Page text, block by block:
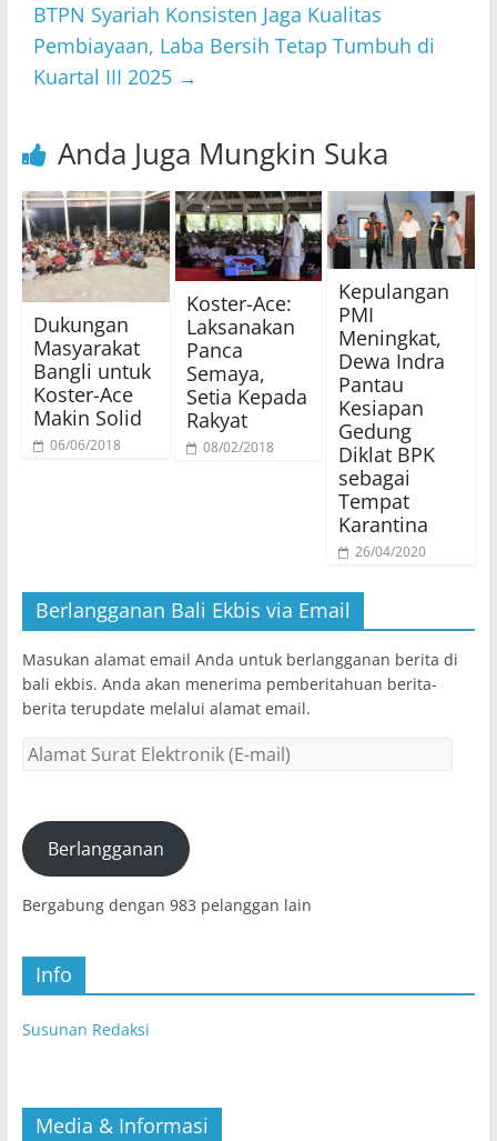
​BTPN Syariah Konsisten Jaga Kualitas
Pembiayaan, Laba Bersih Tetap Tumbuh di
Kuartal III 2025 →
Anda Juga Mungkin Suka
Dukungan
Masyarakat
Bangli untuk
Koster-Ace
Makin Solid
06/06/2018
Koster-Ace:
Laksanakan
Panca
Semaya,
Setia Kepada
Rakyat
08/02/2018
Kepulangan
PMI
Meningkat,
Dewa Indra
Pantau
Kesiapan
Gedung
Diklat BPK
sebagai
Tempat
Karantina
26/04/2020
Berlangganan Bali Ekbis via Email
Masukan alamat email Anda untuk berlangganan berita di
bali ekbis. Anda akan menerima pemberitahuan berita-
berita terupdate melalui alamat email.
Alamat
(E-
mail)Berlangganan
Bergabung dengan 983 pelanggan lain
Info
Susunan Redaksi
Media & Informasi